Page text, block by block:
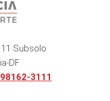
Subsolo
DF
3111